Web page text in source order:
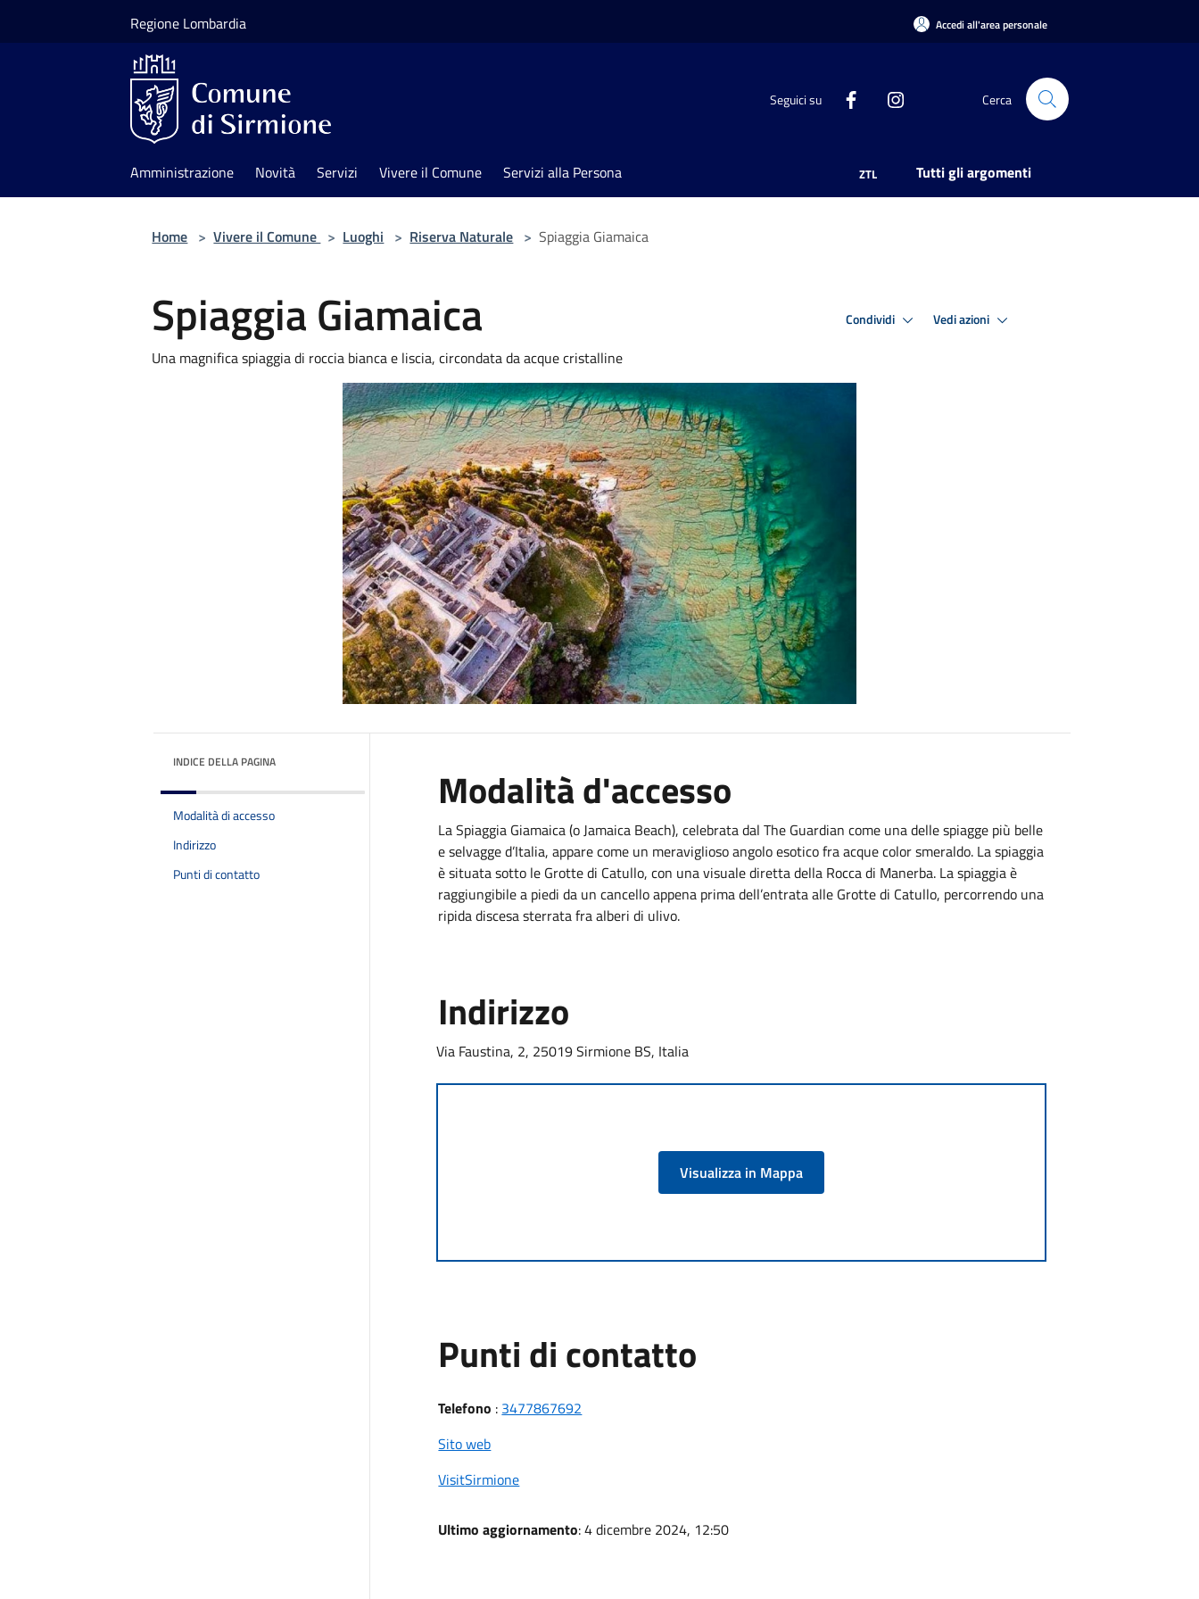
Regione Lombardia Accedi all'area personale
Seguici su Cerca
Amministrazione Novità Servizi Vivere il Comune Servizi alla Persona ZTL Tutti gli argomenti
Home > Vivere il Comune > Luoghi > Riserva Naturale > Spiaggia Giamaica
Spiaggia Giamaica
Una magnifica spiaggia di roccia bianca e liscia, circondata da acque cristalline
Condividi Vedi azioni
INDICE DELLA PAGINA
Modalità di accesso
Indirizzo
Punti di contatto
Modalità d'accesso
La Spiaggia Giamaica (o Jamaica Beach), celebrata dal The Guardian come una delle spiagge più belle
e selvagge d’Italia, appare come un meraviglioso angolo esotico fra acque color smeraldo. La spiaggia
è situata sotto le Grotte di Catullo, con una visuale diretta della Rocca di Manerba. La spiaggia è
raggiungibile a piedi da un cancello appena prima dell’entrata alle Grotte di Catullo, percorrendo una
ripida discesa sterrata fra alberi di ulivo.
Indirizzo
Via Faustina, 2, 25019 Sirmione BS, Italia
Visualizza in Mappa
Punti di contatto
Telefono : 3477867692
Sito web
VisitSirmione
Ultimo aggiornamento: 4 dicembre 2024, 12:50